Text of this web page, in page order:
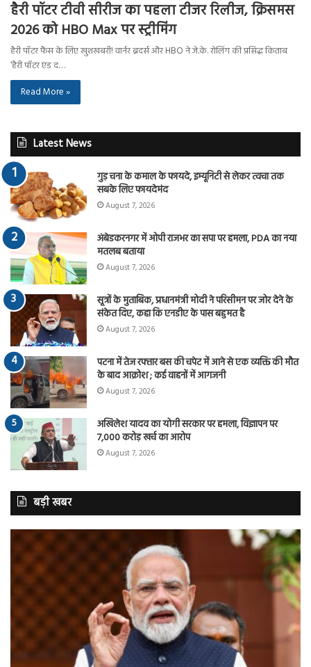
हैरी पॉटर टीवी सीरीज का पहला टीजर रिलीज, क्रिसमस
2026 को HBO Max पर स्ट्रीमिंग
हैरी पॉटर फैंस के लिए खुशखबरी! वार्नर ब्रदर्स और HBO ने जे.के. रोलिंग की प्रसिद्ध किताब
‘हैरी पॉटर एंड द…
Read More »
Latest News
गुड़ चना के कमाल के फायदे, इम्यूनिटी से लेकर त्वचा तक
सबके लिए फायदेमंद
August 7, 2026
अंबेडकरनगर में ओपी राजभर का सपा पर हमला, PDA का नया
मतलब बताया
August 7, 2026
सूत्रों के मुताबिक, प्रधानमंत्री मोदी ने परिसीमन पर जोर देने के
संकेत दिए, कहा कि एनडीए के पास बहुमत है
August 7, 2026
पटना में तेज रफ्तार बस की चपेट में आने से एक व्यक्ति की मौत
के बाद आक्रोश ; कई वाहनों में आगजनी
August 7, 2026
अखिलेश यादव का योगी सरकार पर हमला, विज्ञापन पर
7,000 करोड़ खर्च का आरोप
August 7, 2026
बड़ी खबर